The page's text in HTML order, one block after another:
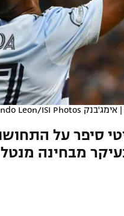
| אימג'בנק GettyImages, Fernando Leon/ISI Photos
סיפר על
מבחינה